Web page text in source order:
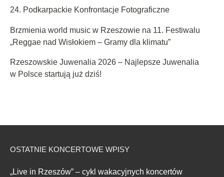
24. Podkarpackie Konfrontacje Fotograficzne
Brzmienia world music w Rzeszowie na 11. Festiwalu
„Reggae nad Wisłokiem – Gramy dla klimatu”
Rzeszowskie Juwenalia 2026 – Najlepsze Juwenalia
w Polsce startują już dziś!
OSTATNIE KONCERTOWE WPISY
„Live in Rzeszów” – cykl wakacyjnych koncertów